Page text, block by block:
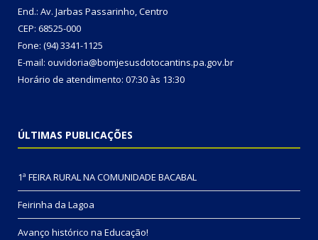
End.: Av. Jarbas Passarinho, Centro
CEP: 68525-000
Fone: (94) 3341-1125
E-mail: ouvidoria@bomjesusdotocantins.pa.gov.br
Horário de atendimento: 07:30 às 13:30
ÚLTIMAS PUBLICAÇÕES
1ª FEIRA RURAL NA COMUNIDADE BACABAL
Feirinha da Lagoa
Avanço histórico na Educação!